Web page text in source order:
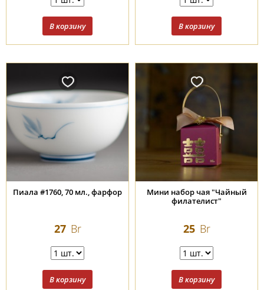
Пиала #1760, 70 мл., фарфор
27 Br
Мини набор чая "Чайный
филателист"
25 Br